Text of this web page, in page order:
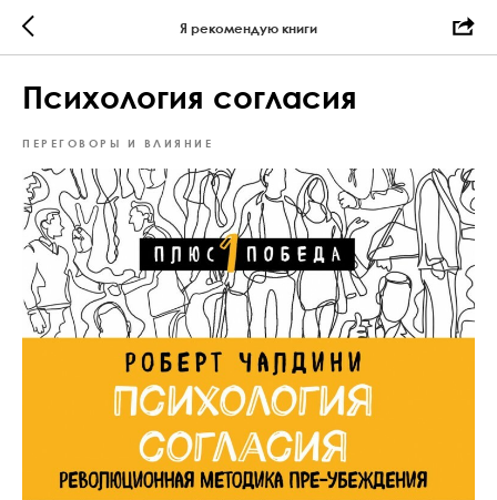
Я рекомендую книги
Психология согласия
ПЕРЕГОВОРЫ И ВЛИЯНИЕ